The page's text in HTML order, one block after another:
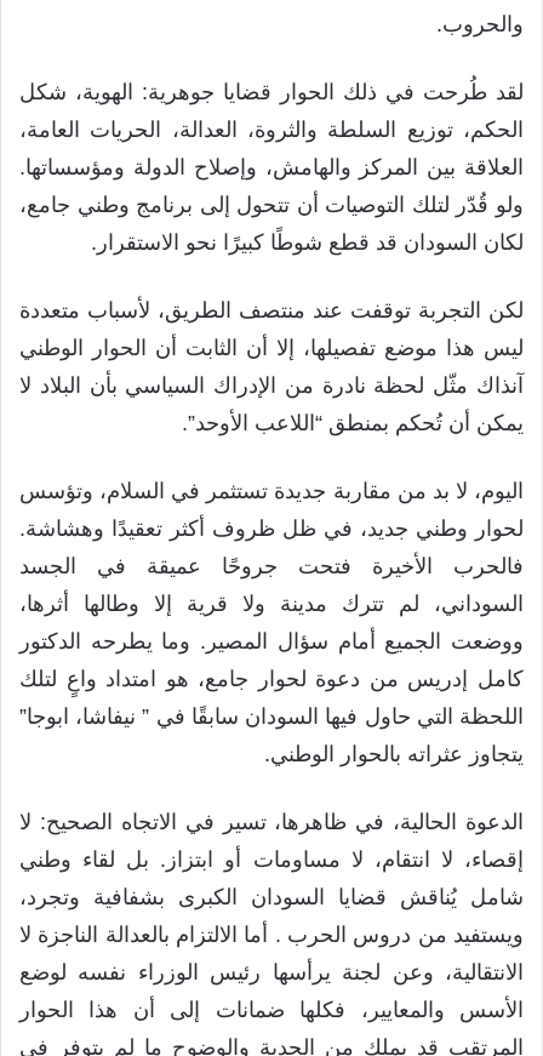
والحروب.
لقد طُرحت في ذلك الحوار قضايا جوهرية: الهوية، شكل
الحكم، توزيع السلطة والثروة، العدالة، الحريات العامة،
العلاقة بين المركز والهامش، وإصلاح الدولة ومؤسساتها.
ولو قُدّر لتلك التوصيات أن تتحول إلى برنامج وطني جامع،
لكان السودان قد قطع شوطًا كبيرًا نحو الاستقرار.
لكن التجربة توقفت عند منتصف الطريق، لأسباب متعددة
ليس هذا موضع تفصيلها، إلا أن الثابت أن الحوار الوطني
آنذاك مثّل لحظة نادرة من الإدراك السياسي بأن البلاد لا
يمكن أن تُحكم بمنطق “اللاعب الأوحد”.
اليوم، لا بد من مقاربة جديدة تستثمر في السلام، وتؤسس
لحوار وطني جديد، في ظل ظروف أكثر تعقيدًا وهشاشة.
فالحرب الأخيرة فتحت جروحًا عميقة في الجسد
السوداني، لم تترك مدينة ولا قرية إلا وطالها أثرها،
ووضعت الجميع أمام سؤال المصير. وما يطرحه الدكتور
كامل إدريس من دعوة لحوار جامع، هو امتداد واعٍ لتلك
اللحظة التي حاول فيها السودان سابقًا في ” نيفاشا، ابوجا”
يتجاوز عثراته بالحوار الوطني.
الدعوة الحالية، في ظاهرها، تسير في الاتجاه الصحيح: لا
إقصاء، لا انتقام، لا مساومات أو ابتزاز. بل لقاء وطني
شامل يُناقش قضايا السودان الكبرى بشفافية وتجرد،
ويستفيد من دروس الحرب . أما الالتزام بالعدالة الناجزة لا
الانتقالية، وعن لجنة يرأسها رئيس الوزراء نفسه لوضع
الأسس والمعايير، فكلها ضمانات إلى أن هذا الحوار
المرتقب قد يملك من الجدية والوضوح ما لم يتوفر في